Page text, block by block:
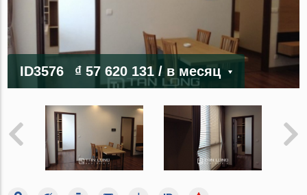
ID3576 ₫ 57 620 131/ в месяц